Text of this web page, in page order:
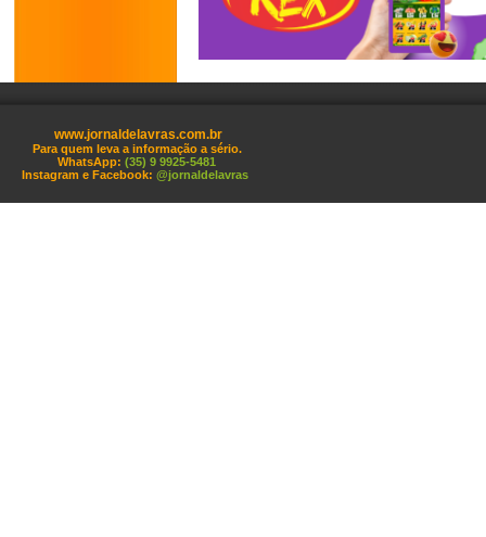
www.jornaldelavras.com.br
Para quem leva a informação a sério.
WhatsApp: (35) 9 9925-5481
Instagram e Facebook: @jornaldelavras